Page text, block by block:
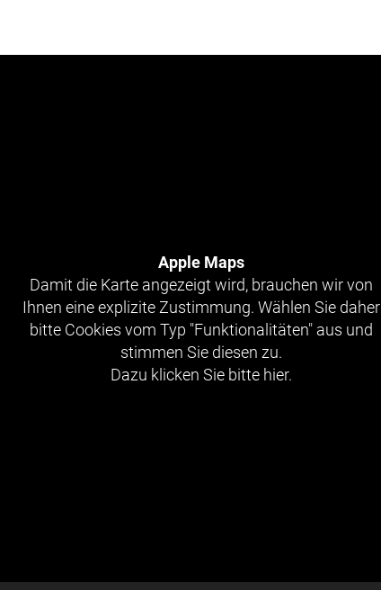
Apple Maps
Damit die Karte angezeigt wird, brauchen wir von
Ihnen eine explizite Zustimmung. Wählen Sie daher
bitte Cookies vom Typ "Funktionalitäten" aus und
stimmen Sie diesen zu.
Dazu klicken Sie bitte hier.